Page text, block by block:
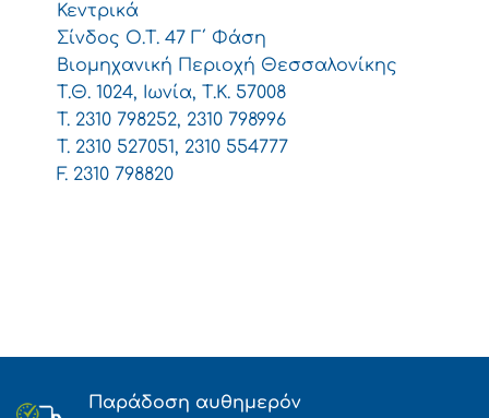
Κεντρικά
Σίνδος Ο.Τ. 47 Γ΄ Φάση
Βιομηχανική Περιοχή Θεσσαλονίκης
Τ.Θ. 1024, Ιωνία, Τ.Κ. 57008
T. 2310 798252, 2310 798996
T. 2310 527051, 2310 554777
F. 2310 798820
Παράδοση αυθημερόν